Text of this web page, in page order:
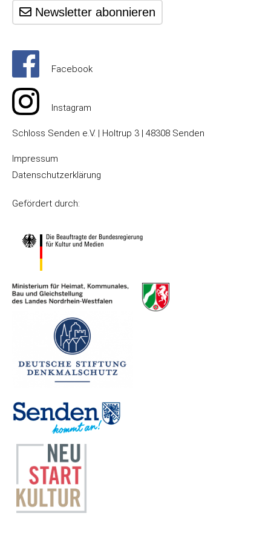
Newsletter abonnieren
Facebook
Instagram
Schloss Senden e.V. | Holtrup 3 | 48308 Senden
Impressum
Datenschutzerklärung
Gefördert durch: